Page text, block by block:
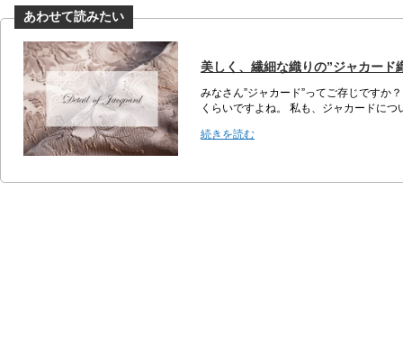
美しく、繊細な織りの”ジャカー
みなさん”ジャカード”ってご存じですか
くらいですよね。 私も、ジャカードに
続きを読む